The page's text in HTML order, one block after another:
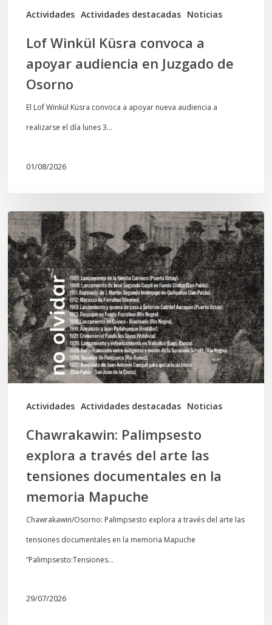
Actividades Actividades destacadas Noticias
Lof Winkül Küsra convoca a
apoyar audiencia en Juzgado de
Osorno
El Lof Winkül Küsra convoca a apoyar nueva audiencia a
realizarse el día lunes 3…
01/08/2026
Actividades Actividades destacadas Noticias
Chawrakawin:
Palimpsesto
explora
a
través
del
arte
las
tensiones
documentales
memoria
Mapuche
Chawrakawin: Palimpsesto
explora a través del arte las
tensiones documentales en la
memoria Mapuche
Chawrakawin/Osorno: Palimpsesto explora a través del arte las
tensiones documentales en la memoria Mapuche
“Palimpsesto:Tensiones…
29/07/2026